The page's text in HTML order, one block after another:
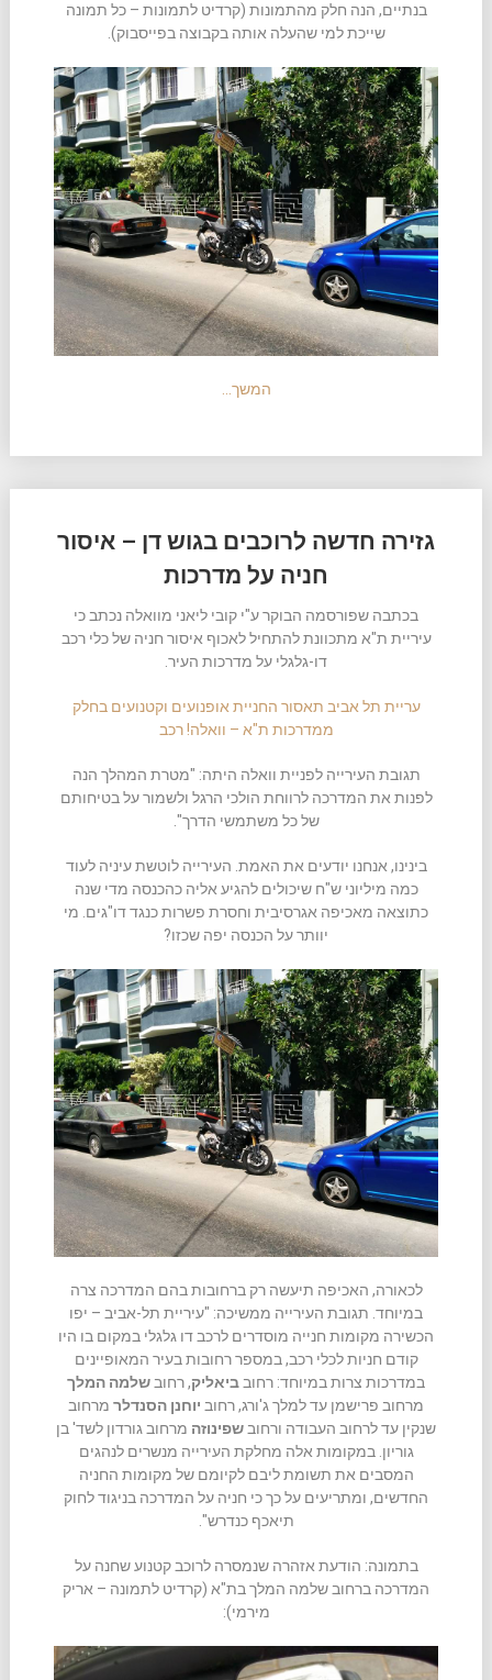
בנתיים, הנה חלק מהתמונות (קרדיט לתמונות – כל תמונה
שייכת למי שהעלה אותה בקבוצה בפייסבוק).
המשך…
גזירה חדשה לרוכבים בגוש דן – איסור
חניה על מדרכות
בכתבה שפורסמה הבוקר ע"י קובי ליאני מוואלה נכתב כי
עיריית ת"א מתכוונת להתחיל לאכוף איסור חניה של כלי רכב
דו-גלגלי על מדרכות העיר.
עריית תל אביב תאסור החניית אופנועים וקטנועים בחלק
ממדרכות ת"א – וואלה! רכב
תגובת העירייה לפניית וואלה היתה: "מטרת המהלך הנה
לפנות את המדרכה לרווחת הולכי הרגל ולשמור על בטיחותם
של כל משתמשי הדרך".
בינינו, אנחנו יודעים את האמת. העירייה לוטשת עיניה לעוד
כמה מיליוני ש"ח שיכולים להגיע אליה כהכנסה מדי שנה
כתוצאה מאכיפה אגרסיבית וחסרת פשרות כנגד דו"גים. מי
יוותר על הכנסה יפה שכזו?
לכאורה, האכיפה תיעשה רק ברחובות בהם המדרכה צרה
במיוחד. תגובת העירייה ממשיכה: "עיריית תל-אביב – יפו
הכשירה מקומות חנייה מוסדרים לרכב דו גלגלי במקום בו היו
קודם חניות לכלי רכב, במספר רחובות בעיר המאופיינים
במדרכות צרות במיוחד: רחובביאליק, רחובשלמה המלך
מרחוב פרישמן עד למלך ג'ורג, רחוב יוחנן הסנדלר מרחוב
שנקין עד לרחוב העבודה ורחובשפינוזה מרחוב גורדון לשד' בן
גוריון. במקומות אלה מחלקת העירייה מנשרים לנהגים
המסבים את תשומת ליבם לקיומם של מקומות החניה
החדשים, ומתריעים על כך כי חניה על המדרכה בניגוד לחוק
תיאכף כנדרש".
בתמונה: הודעת אזהרה שנמסרה לרוכב קטנוע שחנה על
המדרכה ברחוב שלמה המלך בת"א (קרדיט לתמונה – אריק
מירמי):